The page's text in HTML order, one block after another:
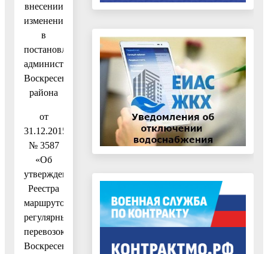
внесении
изменения
в
постановление
администрации
Воскресенского
района
от
31.12.2015
№ 3587
«Об
утверждении
Реестра
маршрутов
регулярных
перевозок
Воскресенского